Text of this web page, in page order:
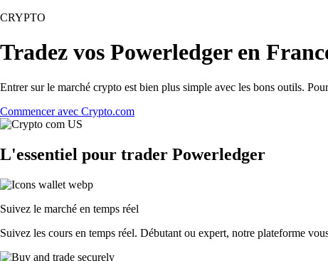
CRYPTO
Tradez vos Powerledger en
Entrer sur le marché crypto est bien plus simple avec les bons outils.
Commencer avec Crypto.com
L'essentiel pour trader Powerledger
Suivez le marché en temps réel
Suivez les cours en temps réel. Débutant ou expert, notre plateforme